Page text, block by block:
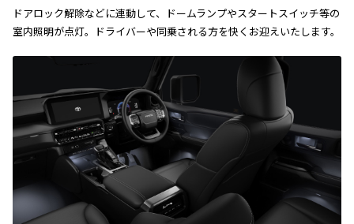
ドアロック解除などに連動して、ドームランプやスタートスイッチ等の
室内照明が点灯。ドライバーや同乗される方を快くお迎えいたします。